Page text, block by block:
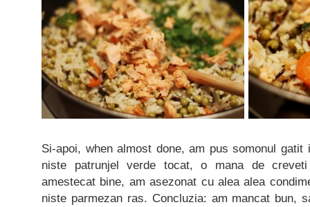
Si-apoi, when almost done, am pus somonul
niste patrunjel verde tocat, o mana de
amestecat bine, am asezonat cu alea alea
niste parmezan ras. Concluzia: am mancat bun,